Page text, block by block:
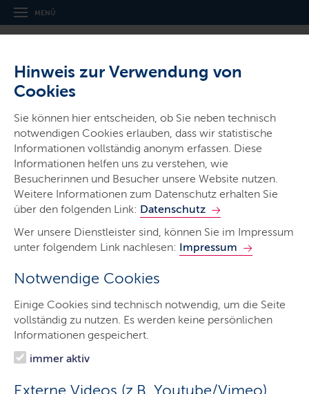
Hinweis zur Verwendung von
Cookies
Sie können hier entscheiden, ob Sie neben technisch
notwendigen Cookies erlauben, dass wir statistische
Informationen vollständig anonym erfassen. Diese
Informationen helfen uns zu verstehen, wie
Besucherinnen und Besucher unsere Website nutzen.
Weitere Informationen zum Datenschutz erhalten Sie
über den folgenden Link: Datenschutz
Wer unsere Dienstleister sind, können Sie im Impressum
unter folgendem Link nachlesen: Impressum
Notwendige Cookies
Einige Cookies sind technisch notwendig, um die Seite
vollständig zu nutzen. Es werden keine persönlichen
Informationen gespeichert.
immer aktiv
Externe Videos (z.B. Youtube/Vimeo)
MENÜ
Amtsgericht Neumünster
Gerichte & Justizbehörden
Start
Das Gericht
Aufgaben
Besucher & Service
Ausbildung & Beruf